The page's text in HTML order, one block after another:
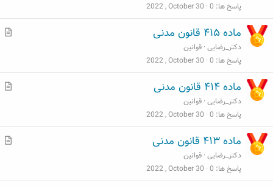
پاسخ ها 0
2022 , October 30
م
ماده ۴۱۵ قانون مدنی
دکتر_رضایی قوانین
پاسخ ها 0
2022 , October 30
م
ماده ۴۱۴ قانون مدنی
دکتر_رضایی قوانین
پاسخ ها 0
2022 , October 30
م
ماده ۴۱۳ قانون مدنی
دکتر_رضایی قوانین
پاسخ ها 0
2022 , October 30